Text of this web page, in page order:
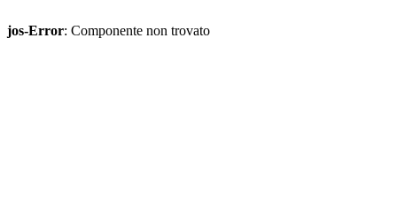
jos-Error: Componente non trovato